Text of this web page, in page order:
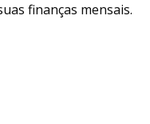
finanças mensais.